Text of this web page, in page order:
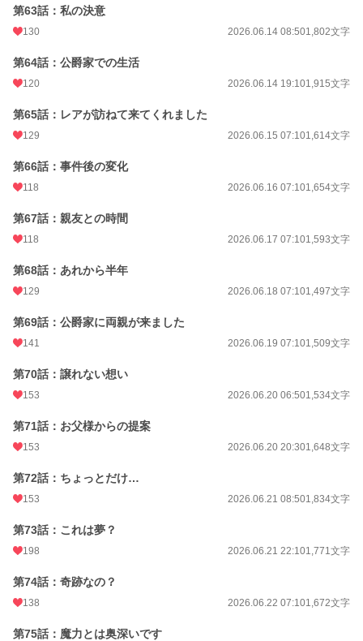
第63話：私の決意
130 2026.06.14 08:501,802文字
第64話：公爵家での生活
120 2026.06.14 19:101,915文字
第65話：レアが訪ねて来てくれました
129 2026.06.15 07:101,614文字
第66話：事件後の変化
118 2026.06.16 07:101,654文字
第67話：親友との時間
118 2026.06.17 07:101,593文字
第68話：あれから半年
129 2026.06.18 07:101,497文字
第69話：公爵家に両親が来ました
141 2026.06.19 07:101,509文字
第70話：譲れない想い
153 2026.06.20 06:501,534文字
第71話：お父様からの提案
153 2026.06.20 20:301,648文字
第72話：ちょっとだけ…
153 2026.06.21 08:501,834文字
第73話：これは夢？
198 2026.06.21 22:101,771文字
第74話：奇跡なの？
138 2026.06.22 07:101,672文字
第75話：魔力とは奥深いです